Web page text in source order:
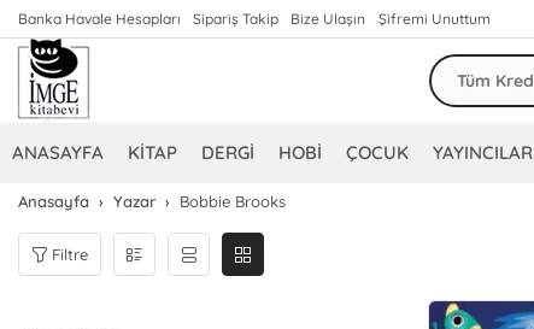
Banka Havale Hesapları Sipariş Takip Bize Ulaşın Şifremi Unuttum
ANASAYFA KİTAP DERGİ HOBİ ÇOCUK YAYINCILAR
Anasayfa Yazar Bobbie Brooks
Filtre